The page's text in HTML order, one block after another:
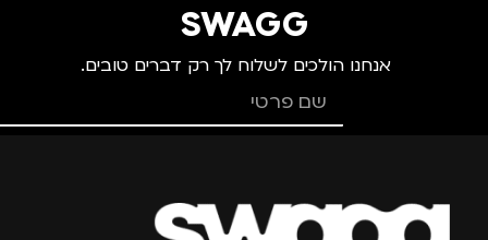
SWAGG
אנחנו הולכים לשלוח לך רק דברים טובים.